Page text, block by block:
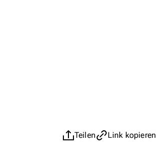
Teilen Link kopieren